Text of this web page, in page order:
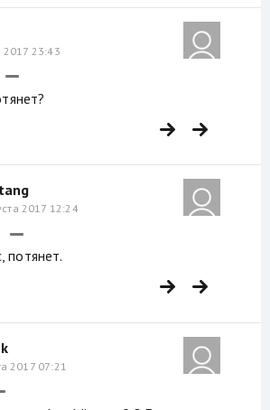
2017 23:43
2017 12:24
потянет.
2017 07:21